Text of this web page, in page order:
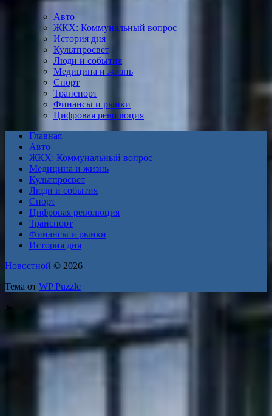
Авто
ЖКХ: Коммунальный вопрос
История дня
Культпросвет
Люди и события
Медицина и жизнь
Спорт
Транспорт
Финансы и рынки
Цифровая революция
Главная
Авто
ЖКХ: Коммунальный вопрос
Медицина и жизнь
Культпросвет
Люди и события
Спорт
Цифровая революция
Транспорт
Финансы и рынки
История дня
Новостной © 2026
Тема от WP Puzzle
➤